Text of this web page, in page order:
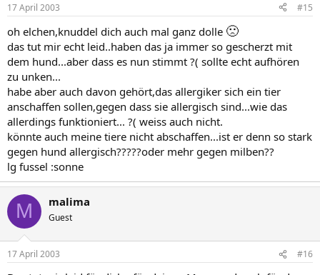
17 April 2003 #15
oh elchen,knuddel dich auch mal ganz dolle 🙁
das tut mir echt leid..haben das ja immer so gescherzt mit
dem hund...aber dass es nun stimmt ?( sollte echt aufhören
zu unken...
habe aber auch davon gehört,das allergiker sich ein tier
anschaffen sollen,gegen dass sie allergisch sind...wie das
allerdings funktioniert... ?( weiss auch nicht.
könnte auch meine tiere nicht abschaffen...ist er denn so stark
gegen hund allergisch?????oder mehr gegen milben??
lg fussel :sonne
M malima
Guest
17 April 2003 #16